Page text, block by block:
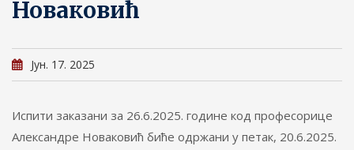
Новаковић
Јун. 17. 2025
Испити заказани за 26.6.2025. године код професорице
Александре Новаковић биће одржани у петак, 20.6.2025.